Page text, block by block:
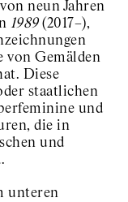
neun Jahren
1989(2017–),
von Gemälden
Diese
staatlichen
und
die in
und
unteren